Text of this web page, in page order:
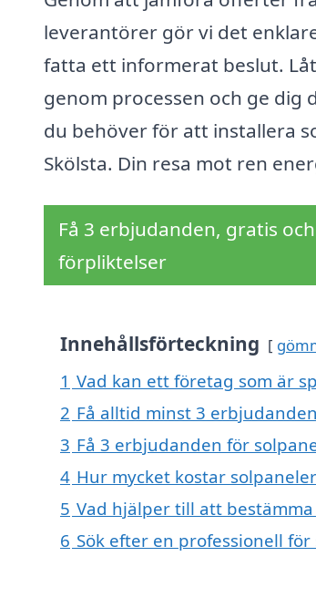
leverantörer gör vi det
fatta ett informerat beslut.
genom processen och ge dig
du behöver för att installera
Skölsta. Din resa mot ren
Få 3 erbjudanden, gratis
förpliktelser
Innehållsförteckning
1 Vad kan ett företag som är
2 Få alltid minst 3
3 Få 3 erbjudanden för
4 Hur mycket kostar
5 Vad hjälper till att
6 Sök efter en professionell